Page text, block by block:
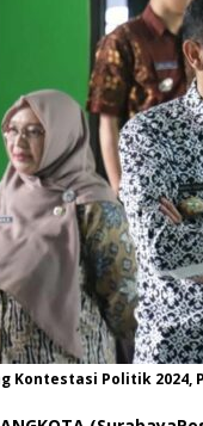
Kontestasi Politik